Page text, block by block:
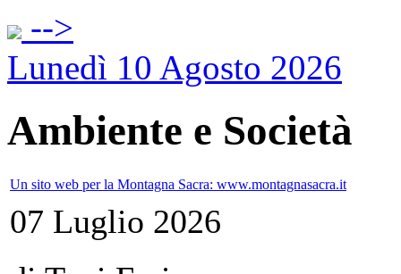
-->
Lunedì 10 Agosto 2026
Ambiente e Società
Un sito web per la Montagna Sacra: www.montagnasacra.it
07 Luglio 2026